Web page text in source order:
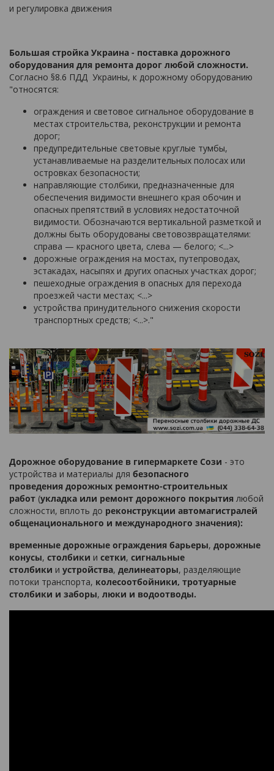
и регулировка движения
Большая стройка Украина - поставка дорожного
оборудования для ремонта дорог любой сложности.
Согласно §8.6 ПДД Украины, к дорожному оборудованию
"относятся:
ограждения и световое сигнальное оборудование в
местах строительства, реконструкции и ремонта
дорог;
предупредительные световые круглые тумбы,
устанавливаемые на разделительных полосах или
островках безопасности;
направляющие столбики, предназначенные для
обеспечения видимости внешнего края обочин и
опасных препятствий в условиях недостаточной
видимости. Обозначаются вертикальной разметкой и
должны быть оборудованы световозвращателями:
справа — красного цвета, слева — белого; <...>
дорожные ограждения на мостах, путепроводах,
эстакадах, насыпях и других опасных участках дорог;
пешеходные ограждения в опасных для перехода
проезжей части местах; <...>
устройства принудительного снижения скорости
транспортных средств; <...>."
Дорожное оборудование в гипермаркете Сози - это
устройства и материалы для безопасного
проведения дорожных ремонтно-строительных
работ (укладка или ремонт дорожного покрытия любой
сложности, вплоть до реконструкции автомагистралей
общенационального и международного значения):
временные дорожные ограждения барьеры, дорожные
конусы, столбики и сетки, сигнальные
столбики и устройства, делинеаторы, разделяющие
потоки транспорта, колесоотбойники, тротуарные
столбики и заборы, люки и водоотводы.